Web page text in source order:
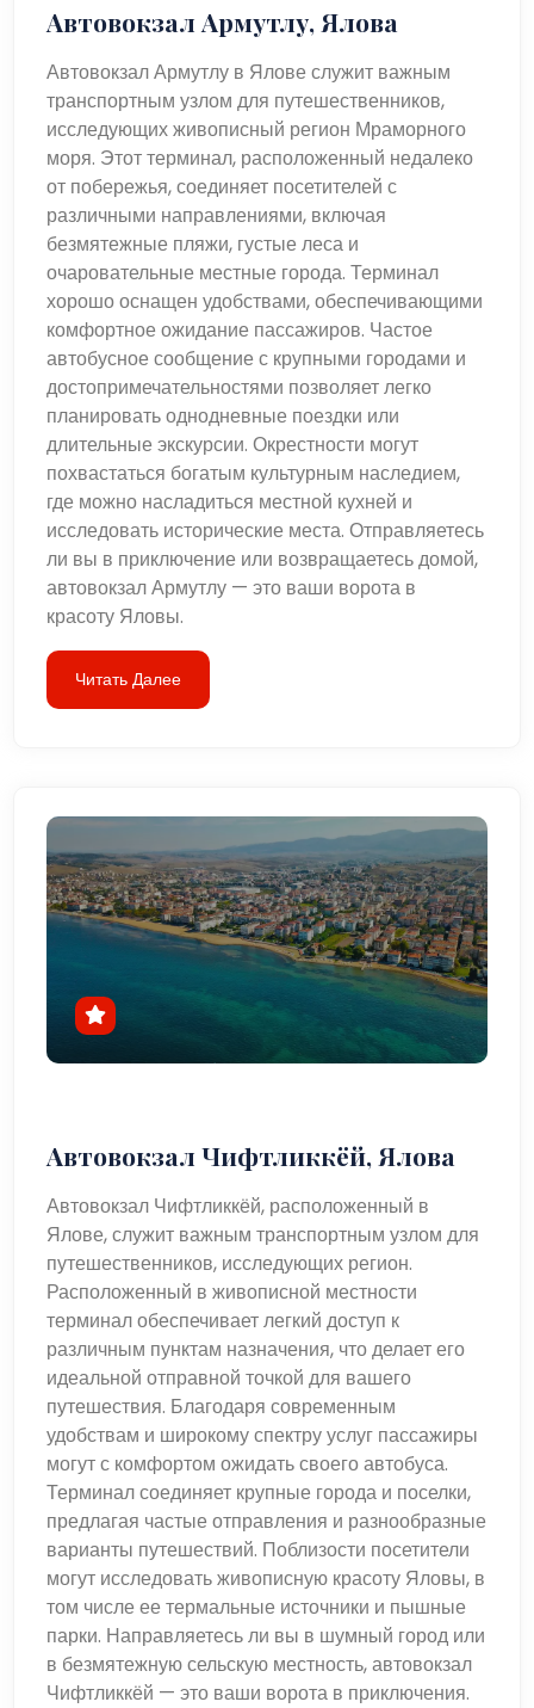
Автовокзал Армутлу, Ялова
Автовокзал Армутлу в Ялове служит важным
транспортным узлом для путешественников,
исследующих живописный регион Мраморного
моря. Этот терминал, расположенный недалеко
от побережья, соединяет посетителей с
различными направлениями, включая
безмятежные пляжи, густые леса и
очаровательные местные города. Терминал
хорошо оснащен удобствами, обеспечивающими
комфортное ожидание пассажиров. Частое
автобусное сообщение с крупными городами и
достопримечательностями позволяет легко
планировать однодневные поездки или
длительные экскурсии. Окрестности могут
похвастаться богатым культурным наследием,
где можно насладиться местной кухней и
исследовать исторические места. Отправляетесь
ли вы в приключение или возвращаетесь домой,
автовокзал Армутлу — это ваши ворота в
красоту Яловы.
Читать Далее
Автовокзал Чифтликкёй, Ялова
Автовокзал Чифтликкёй, расположенный в
Ялове, служит важным транспортным узлом для
путешественников, исследующих регион.
Расположенный в живописной местности
терминал обеспечивает легкий доступ к
различным пунктам назначения, что делает его
идеальной отправной точкой для вашего
путешествия. Благодаря современным
удобствам и широкому спектру услуг пассажиры
могут с комфортом ожидать своего автобуса.
Терминал соединяет крупные города и поселки,
предлагая частые отправления и разнообразные
варианты путешествий. Поблизости посетители
могут исследовать живописную красоту Яловы, в
том числе ее термальные источники и пышные
парки. Направляетесь ли вы в шумный город или
в безмятежную сельскую местность, автовокзал
Чифтликкёй — это ваши ворота в приключения.